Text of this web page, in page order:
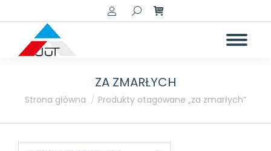
Szukaj:
ZA ZMARŁYCH
Jesteś tutaj:
Strona główna Produkty otagowane „za zmarłych”